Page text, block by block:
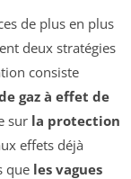
de plus en plus
deux stratégies
consiste
gaz à effet de
sur la protection
effets déjà
que les vagues